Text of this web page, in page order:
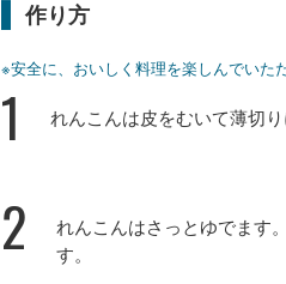
作り方
※安全に、おいしく料理を楽しんでいた
1 れんこんは皮をむいて薄切
2
れんこんはさっとゆでます
す。